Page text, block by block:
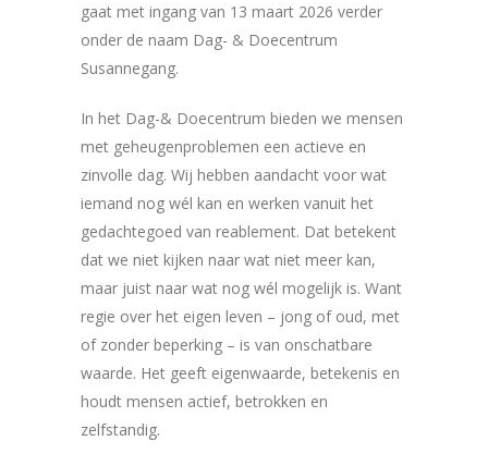
gaat met ingang van 13 maart 2026 verder
onder de naam Dag- & Doecentrum
Susannegang.
In het Dag-& Doecentrum bieden we mensen
met geheugenproblemen een actieve en
zinvolle dag. Wij hebben aandacht voor wat
iemand nog wél kan en werken vanuit het
gedachtegoed van reablement. Dat betekent
dat we niet kijken naar wat niet meer kan,
maar juist naar wat nog wél mogelijk is. Want
regie over het eigen leven – jong of oud, met
of zonder beperking – is van onschatbare
waarde. Het geeft eigenwaarde, betekenis en
houdt mensen actief, betrokken en
zelfstandig.